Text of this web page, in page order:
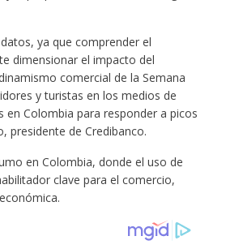
ya que comprender el
dimensionar el impacto del
comercial de la Semana
y turistas en los medios de
Colombia para responder a picos
presidente de Credibanco.
en Colombia, donde el uso de
clave para el comercio,